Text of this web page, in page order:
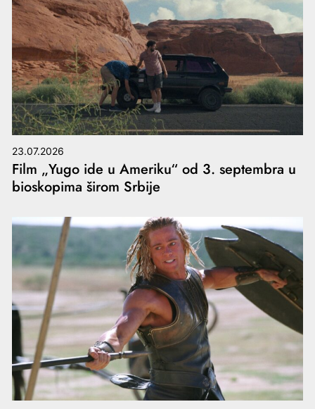
23.07.2026
Film „Yugo ide u Ameriku“ od 3. septembra u
bioskopima širom Srbije